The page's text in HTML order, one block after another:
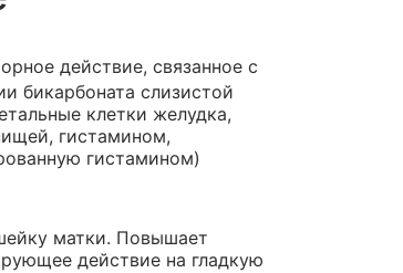
действие, связанное с
бикарбоната слизистой
клетки желудка,
гистамином,
гистамином)
матки. Повышает
действие на гладкую